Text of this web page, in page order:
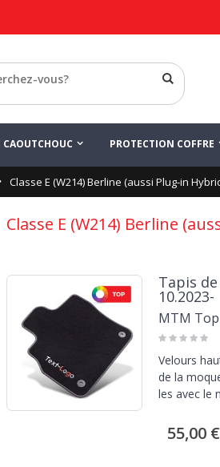
CAOUTCHOUC PROTECTION COFFRE
Classe E (W214) Berline (aussi Plug-in
Classe E (W214) Berline
Tapis
10.2023-
MTM
Velours
de la
les avec le
55,00 €